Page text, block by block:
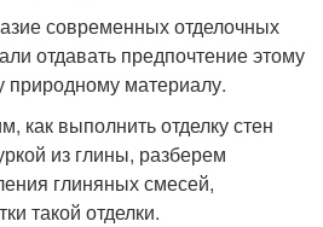
современных отделочных
отдавать предпочтение этому
природному материалу.
как выполнить отделку стен
из глины, разберем
глиняных смесей,
такой отделки.